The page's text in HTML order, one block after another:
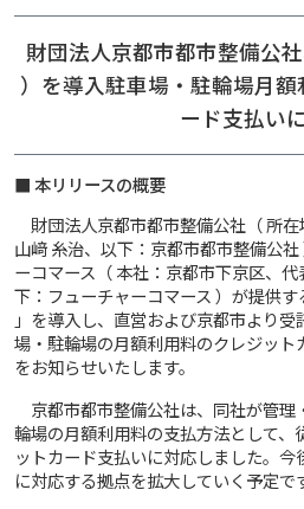
財団法人京都市都市整備公
）を導入駐車場・駐輪場月
ード支払い
■ 本リリースの概要
財団法人京都市都市整備公社（ 所在
山﨑 糸治、以下：京都市都市整備公
ーコマース（ 本社：京都市下京区、
下：フューチャーコマース ）が提供
」を導入し、直営および京都市より
場・駐輪場の月額利用料のクレジット
をお知らせいたします。
京都市都市整備公社は、同社が管理
輪場の月額利用料の支払方法として
ットカード支払いに対応しました。
に対応する拠点を拡大していく予定で